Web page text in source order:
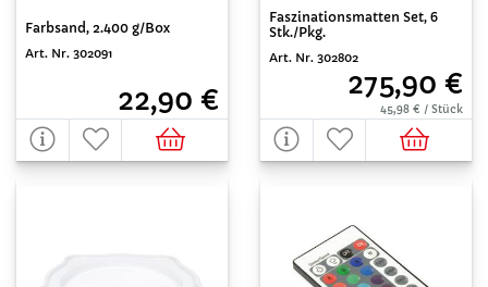
Farbsand, 2.400 g/Box
Art. Nr. 302091
22,90 €
Faszinationsmatten Set, 6
Stk./Pkg.
Art. Nr. 302802
275,90 €
45,98 € / Stück